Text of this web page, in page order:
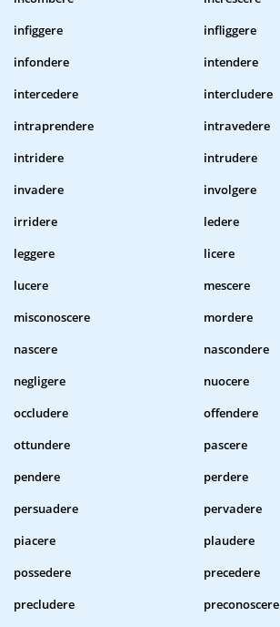
infiggere
infliggere
infondere
intendere
intercedere
intercludere
intraprendere
intravedere
intridere
intrudere
invadere
involgere
irridere
ledere
leggere
licere
lucere
mescere
misconoscere
mordere
nascere
nascondere
negligere
nuocere
occludere
offendere
ottundere
pascere
pendere
perdere
persuadere
pervadere
piacere
plaudere
possedere
precedere
precludere
preconoscere